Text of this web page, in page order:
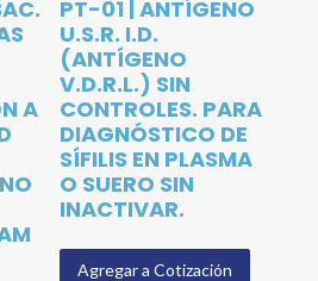
A
PT-01 | ANTÍGENO
U.S.R. I.D.
(ANTÍGENO
V.D.R.L.) SIN
CONTROLES. PARA
DIAGNÓSTICO DE
SÍFILIS EN PLASMA
O SUERO SIN
INACTIVAR.
Agregar a Cotización